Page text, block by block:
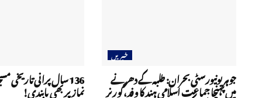
خبریں
جوہر یونیورسٹی بحران: طلبہ کے دھرنے
میں پہنچا جماعت اسلامی ہند کا وفد، گورنر
136 سال پرانی تاریخی
نماز پر بھی پابندی!